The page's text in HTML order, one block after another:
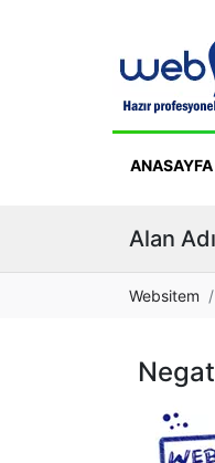
ANASAYFA
Alan
Websitem